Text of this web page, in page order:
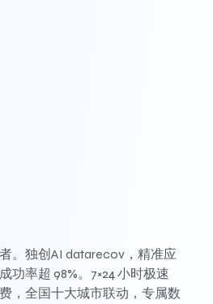
。独创AI datarecov，精准应
功率超 98%。7×24 小时极速
，全国十大城市联动，专属数